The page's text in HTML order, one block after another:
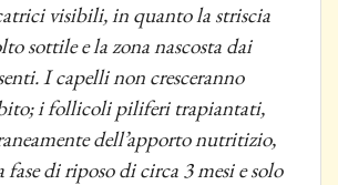
visibili, in quanto la striscia
sottile e la zona nascosta dai
I capelli non cresceranno
i follicoli piliferi trapiantati,
dell’apporto nutritizio,
di riposo di circa 3 mesi e solo